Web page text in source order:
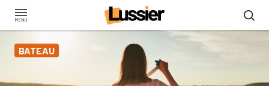
Aller
principal
BATEAU